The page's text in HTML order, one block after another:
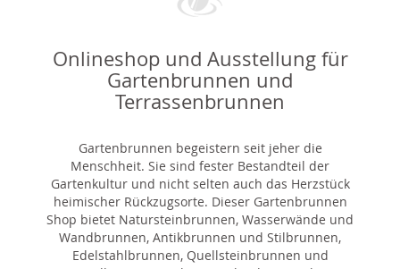
Onlineshop und Ausstellung für
Gartenbrunnen und
Terrassenbrunnen
Gartenbrunnen begeistern seit jeher die
Menschheit. Sie sind fester Bestandteil der
Gartenkultur und nicht selten auch das Herzstück
heimischer Rückzugsorte. Dieser Gartenbrunnen
Shop bietet Natursteinbrunnen, Wasserwände und
Wandbrunnen, Antikbrunnen und Stilbrunnen,
Edelstahlbrunnen, Quellsteinbrunnen und